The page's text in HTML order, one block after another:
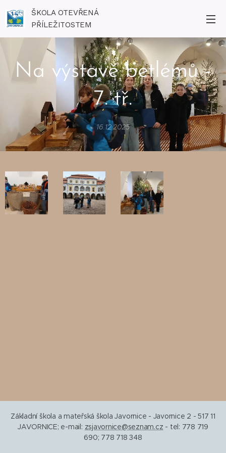
ŠKOLA OTEVŘENÁ
PŘÍLEŽITOSTEM
Na výstavě betlémů -
7. tř.
16.12.2025
Základní škola a mateřská škola Javornice - Javornice 2 - 517 11
JAVORNICE; e-mail: zsjavornice@seznam.cz - tel: 778 719
690; 778 718 348